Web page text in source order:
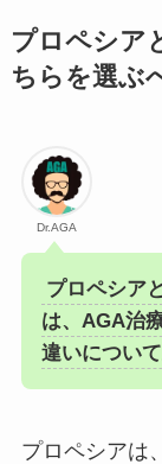
プロペシア
ちらを選ぶ
Dr.AGA
プロペシア
は、AGA治
違いについ
プロペシアは